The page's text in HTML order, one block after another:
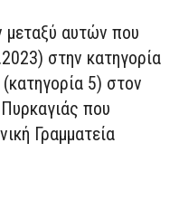
μεταξύ αυτών που
στην κατηγορία
5) στον
που
Γραμματεία